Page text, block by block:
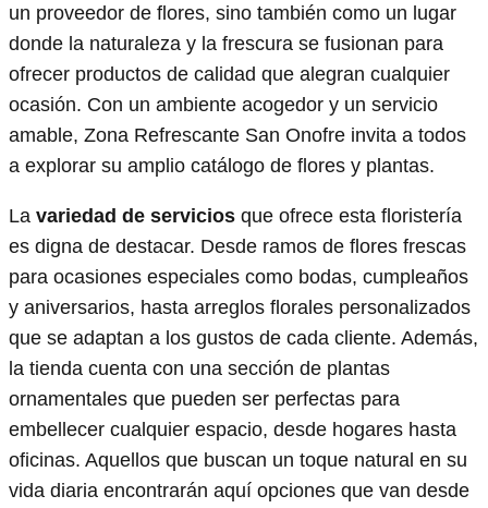
un proveedor de flores, sino también como un lugar
donde la naturaleza y la frescura se fusionan para
ofrecer productos de calidad que alegran cualquier
ocasión. Con un ambiente acogedor y un servicio
amable, Zona Refrescante San Onofre invita a todos
a explorar su amplio catálogo de flores y plantas.
La variedad de servicios que ofrece esta floristería
es digna de destacar. Desde ramos de flores frescas
para ocasiones especiales como bodas, cumpleaños
y aniversarios, hasta arreglos florales personalizados
que se adaptan a los gustos de cada cliente. Además,
la tienda cuenta con una sección de plantas
ornamentales que pueden ser perfectas para
embellecer cualquier espacio, desde hogares hasta
oficinas. Aquellos que buscan un toque natural en su
vida diaria encontrarán aquí opciones que van desde